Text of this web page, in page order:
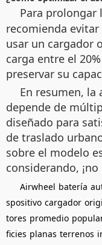
Para prolongar
recomienda evitar
usar un cargador
carga entre el
preservar su
En resumen, la
depende de
diseñado para
de traslado
sobre el modelo
considerando,
Airwheel batería
spositivo cargador
tores promedio
ficies planas terrenos